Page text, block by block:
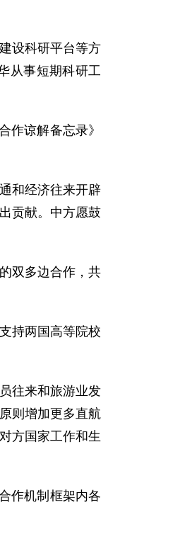
设科研平台等方
从事短期科研工
作谅解备忘录》
和经济往来开辟
贡献。中方愿鼓
双多边合作，共
持两国高等院校
往来和旅游业发
则增加更多直航
方国家工作和生
作机制框架内各